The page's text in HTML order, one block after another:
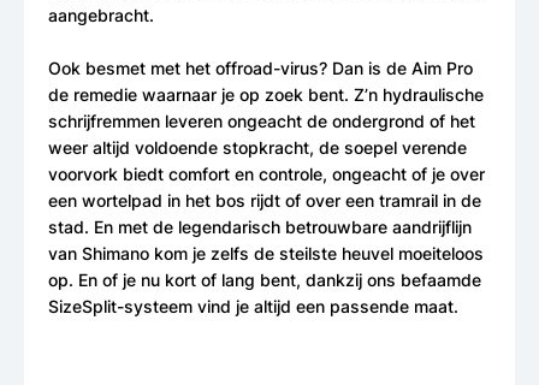
aangebracht.
Ook besmet met het offroad-virus? Dan is de Aim Pro
de remedie waarnaar je op zoek bent. Z’n hydraulische
schrijfremmen leveren ongeacht de ondergrond of het
weer altijd voldoende stopkracht, de soepel verende
voorvork biedt comfort en controle, ongeacht of je over
een wortelpad in het bos rijdt of over een tramrail in de
stad. En met de legendarisch betrouwbare aandrijflijn
van Shimano kom je zelfs de steilste heuvel moeiteloos
op. En of je nu kort of lang bent, dankzij ons befaamde
SizeSplit-systeem vind je altijd een passende maat.